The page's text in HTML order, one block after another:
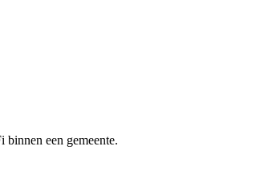
een gemeente.